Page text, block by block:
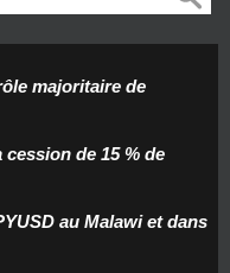
majoritaire de
de 15 % de
au Malawi et dans